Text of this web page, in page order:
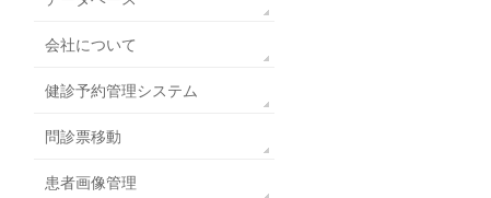
会社について
健診予約管理システム
問診票移動
患者画像管理